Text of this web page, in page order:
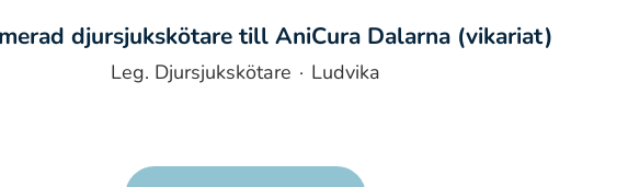
djursjukskötare till AniCura Dalarna (vikariat)
Leg. Djursjukskötare · Ludvika